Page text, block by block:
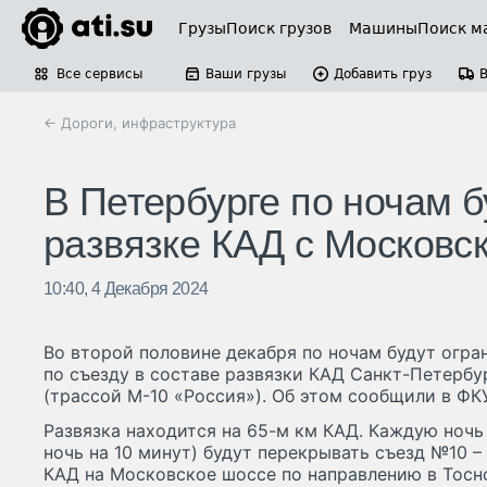
ГрузыПоиск грузов МашиныПоиск
Все сервисы Ваши грузы Добавить груз
← Дороги, инфраструктура
В Петербурге по ночам
развязке КАД с
10:40, 4 Декабря 2024
Во второй половине декабря по ночам будут
по съезду в составе развязки КАД Санкт-
(трассой М-10 «Россия»). Об этом сообщили в
Развязка находится на 65-м км КАД. Каждую ночь
ночь на 10 минут) будут перекрывать съезд №10
КАД на Московское шоссе по направлению в